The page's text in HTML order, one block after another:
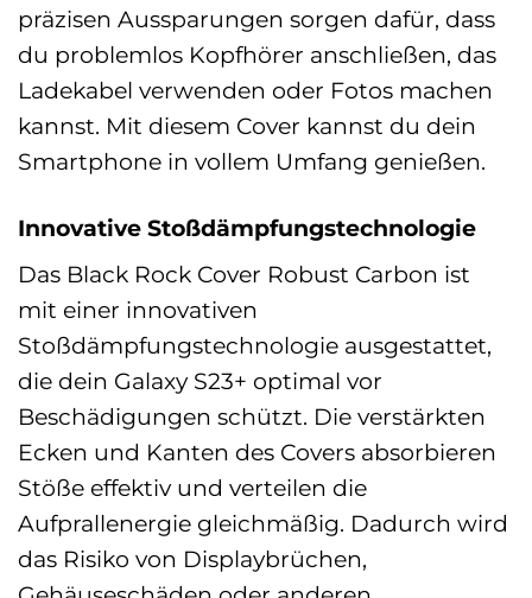
präzisen Aussparungen sorgen dafür, dass
du problemlos Kopfhörer anschließen, das
Ladekabel verwenden oder Fotos machen
kannst. Mit diesem Cover kannst du dein
Smartphone in vollem Umfang genießen.
Innovative Stoßdämpfungstechnologie
Das Black Rock Cover Robust Carbon ist
mit einer innovativen
Stoßdämpfungstechnologie ausgestattet,
die dein Galaxy S23+ optimal vor
Beschädigungen schützt. Die verstärkten
Ecken und Kanten des Covers absorbieren
Stöße effektiv und verteilen die
Aufprallenergie gleichmäßig. Dadurch wird
das Risiko von Displaybrüchen,